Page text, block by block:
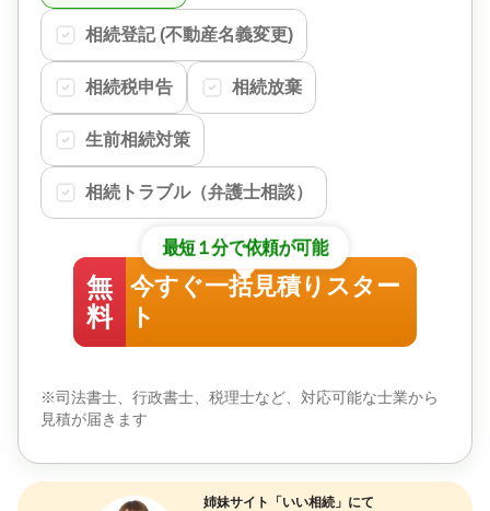
相続登記 (不動産名義変更)
相続税申告 相続放棄
生前相続対策
相続トラブル（弁護士相談）
最短１分で依頼が可能
無
料
今すぐ一括見積りスター
ト
※司法書士、行政書士、税理士など、対応可能な士業から
見積が届きます
姉妹サイト「いい相続」にて